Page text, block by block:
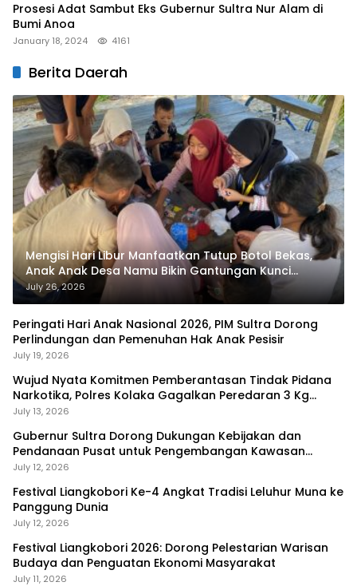
Prosesi Adat Sambut Eks Gubernur Sultra Nur Alam di
Bumi Anoa
January 18, 2024 4161
Berita Daerah
Mengisi Hari Libur Manfaatkan Tutup Botol Bekas,
Anak Anak Desa Namu Bikin Gantungan Kunci
Bernilai Ekonomi
July 26, 2026
Peringati Hari Anak Nasional 2026, PIM Sultra Dorong
Perlindungan dan Pemenuhan Hak Anak Pesisir
July 19, 2026
Wujud Nyata Komitmen Pemberantasan Tindak Pidana
Narkotika, Polres Kolaka Gagalkan Peredaran 3 Kg
Sabu-Sabu
July 13, 2026
Gubernur Sultra Dorong Dukungan Kebijakan dan
Pendanaan Pusat untuk Pengembangan Kawasan
Liangkobhori
July 12, 2026
Festival Liangkobori Ke-4 Angkat Tradisi Leluhur Muna ke
Panggung Dunia
July 12, 2026
Festival Liangkobori 2026: Dorong Pelestarian Warisan
Budaya dan Penguatan Ekonomi Masyarakat
July 11, 2026